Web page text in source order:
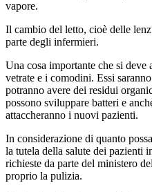
vapore.
Il cambio del letto, cioè delle
parte degli infermieri.
Una cosa importante che si deve
vetrate e i comodini. Essi
potranno avere dei residui
possono sviluppare batteri e
attaccheranno i nuovi pazienti.
In considerazione di quanto
la tutela della salute dei pazienti
richieste da parte del ministero
proprio la pulizia.